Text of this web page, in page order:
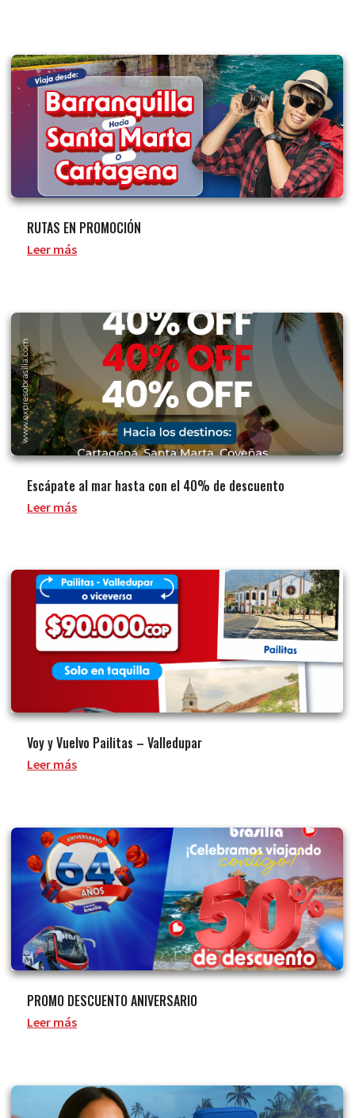
RUTAS EN PROMOCIÓN
Leer más
Escápate al mar hasta con el 40% de descuento
Leer más
Voy y Vuelvo Pailitas – Valledupar
Leer más
PROMO DESCUENTO ANIVERSARIO
Leer más